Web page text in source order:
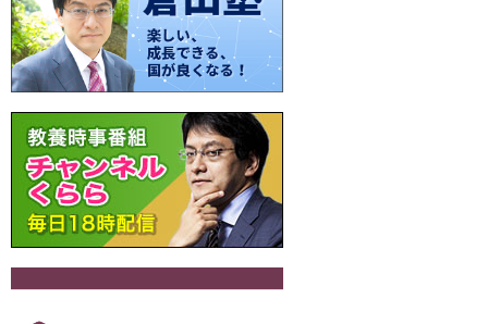
ー
シ
ョ
ン